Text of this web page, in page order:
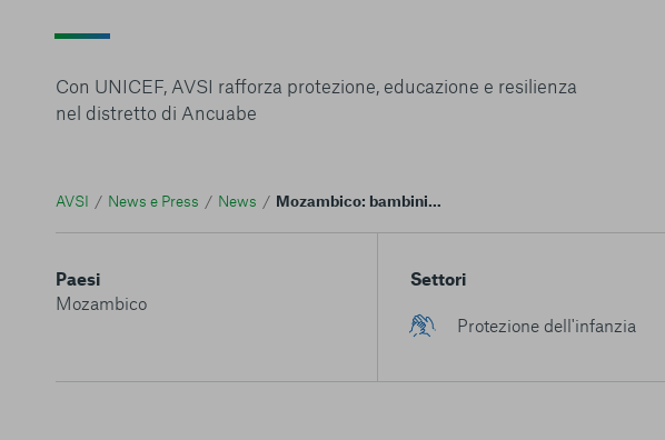
Con UNICEF, AVSI rafforza protezione, educazione e resilienza
nel distretto di Ancuabe
AVSI News e Press News Mozambico: bambini reclutati da gruppi armati tornano in sicurezza nelle comunità
Paesi
Mozambico
Settori
Protezione dell'infanzia